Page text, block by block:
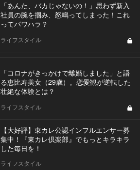
「あんた、バカじゃないの！」思わず新入
社員の腕を掴み、怒鳴ってしまった！これ
ってパワハラ？
ライフスタイル
「コロナがきっかけで離婚しました」と語
る恵比寿美女（29歳）。恋愛観が逆転した
壮絶な体験とは？
ライフスタイル
【大好評】東カレ公認インフルエンサー募
集中！『東カレ倶楽部』でもっとキラキラ
した毎日を！
ライフスタイル